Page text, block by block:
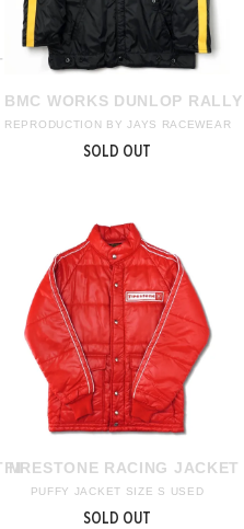
BMC WORKS DUNLOP
REPRODUCTION BY JAYS RACEWEAR
SOLD OUT
M
FIRESTONE RACING JACKET
PUFFY JACKET SIZE S USED
SOLD OUT